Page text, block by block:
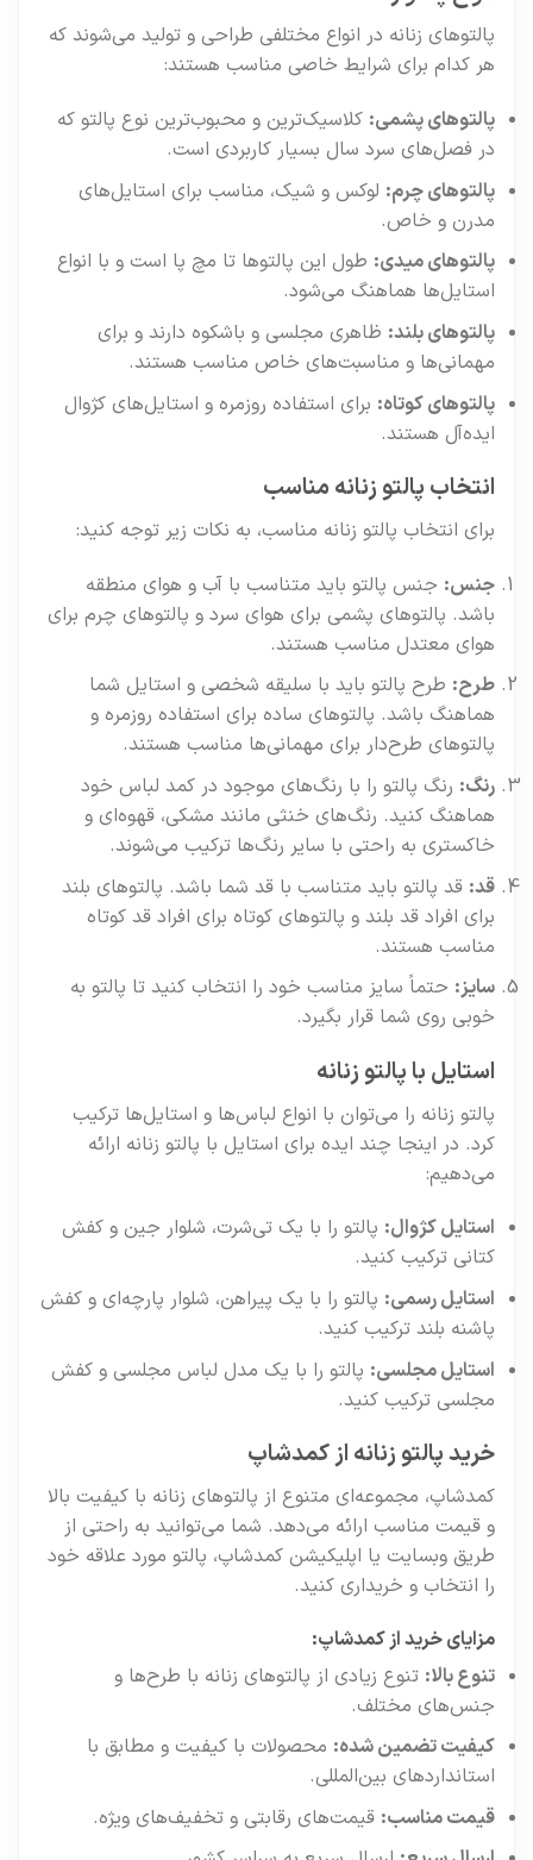
پالتوهای زنانه در انواع مختلفی طراحی و تولید می‌شوند که
هر کدام برای شرایط خاصی مناسب هستند:
پالتوهای پشمی:کلاسیک‌ترین و محبوب‌ترین نوع پالتو که
در فصل‌های سرد سال بسیار کاربردی است.
پالتوهای چرم:لوکس و شیک، مناسب برای استایل‌های
مدرن و خاص.
پالتوهای میدی:طول این پالتوها تا مچ پا است و با انواع
استایل‌ها هماهنگ می‌شود.
پالتوهای بلند:ظاهری مجلسی و باشکوه دارند و برای
مهمانی‌ها و مناسبت‌های خاص مناسب هستند.
پالتوهای کوتاه:برای استفاده روزمره و استایل‌های کژوال
ایده‌آل هستند.
انتخاب پالتو زنانه مناسب
برای انتخاب پالتو زنانه مناسب، به نکات زیر توجه کنید:
جنس:جنس پالتو باید متناسب با آب و هوای منطقه
باشد. پالتوهای پشمی برای هوای سرد و پالتوهای چرم برای
هوای معتدل مناسب هستند.
طرح:طرح پالتو باید با سلیقه شخصی و استایل شما
هماهنگ باشد. پالتوهای ساده برای استفاده روزمره و
پالتوهای طرح‌دار برای مهمانی‌ها مناسب هستند.
رنگ:رنگ پالتو را با رنگ‌های موجود در کمد لباس خود
هماهنگ کنید. رنگ‌های خنثی مانند مشکی، قهوه‌ای و
خاکستری به راحتی با سایر رنگ‌ها ترکیب می‌شوند.
قد:قد پالتو باید متناسب با قد شما باشد. پالتوهای بلند
برای افراد قد بلند و پالتوهای کوتاه برای افراد قد کوتاه
مناسب هستند.
سایز:حتماً سایز مناسب خود را انتخاب کنید تا پالتو به
خوبی روی شما قرار بگیرد.
استایل با پالتو زنانه
پالتو زنانه را می‌توان با انواع لباس‌ها و استایل‌ها ترکیب
کرد. در اینجا چند ایده برای استایل با پالتو زنانه ارائه
می‌دهیم:
استایل کژوال:پالتو را با یک تی‌شرت، شلوار جین و کفش
کتانی ترکیب کنید.
استایل رسمی:پالتو را با یک پیراهن، شلوار پارچه‌ای و کفش
پاشنه بلند ترکیب کنید.
استایل مجلسی:پالتو را با یک مدل لباس مجلسی و کفش
مجلسی ترکیب کنید.
خرید پالتو زنانه از کمدشاپ
کمدشاپ، مجموعه‌ای متنوع از پالتوهای زنانه با کیفیت بالا
و قیمت مناسب ارائه می‌دهد. شما می‌توانید به راحتی از
طریق وبسایت یا اپلیکیشن کمدشاپ، پالتو مورد علاقه خود
را انتخاب و خریداری کنید.
مزایای خرید از کمدشاپ:
تنوع بالا:تنوع زیادی از پالتوهای زنانه با طرح‌ها و
جنس‌های مختلف.
کیفیت تضمین شده:محصولات با کیفیت و مطابق با
استانداردهای بین‌المللی.
قیمت مناسب:قیمت‌های رقابتی و تخفیف‌های ویژه.